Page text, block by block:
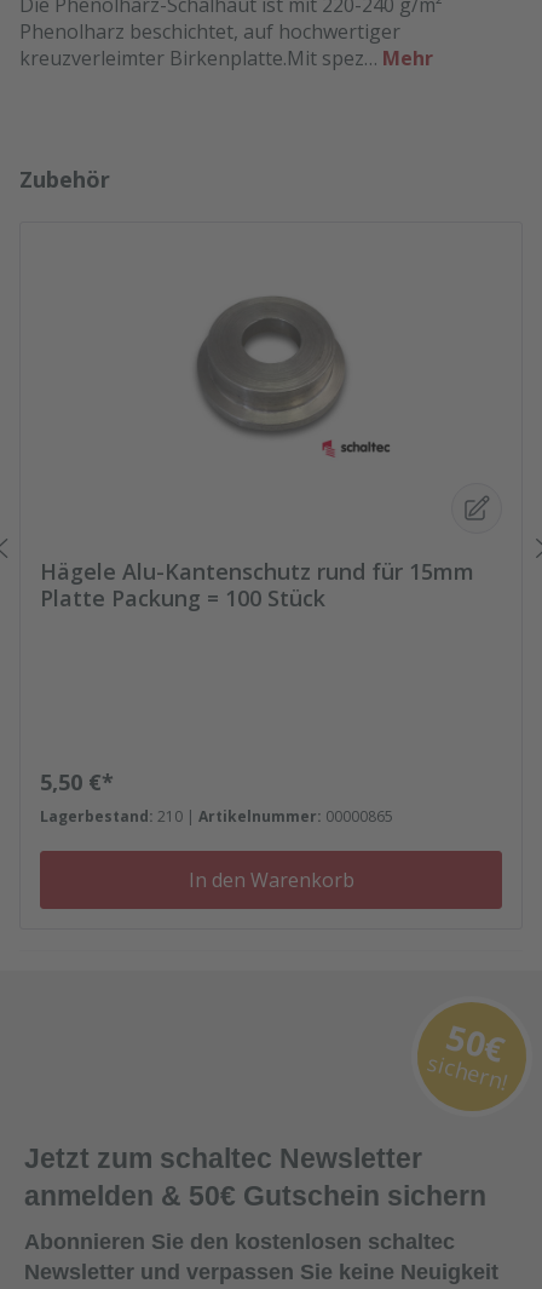
Phenolharz beschichtet, auf hochwertiger
kreuzverleimter Birkenplatte.Mit spez… Mehr
Produktgalerie überspringen
Zubehör
Hägele Alu-Kantenschutz rund für 15mm
Platte Packung = 100 Stück
Regulärer Preis:
5,50 €*
Lagerbestand: 210 | Artikelnummer: 00000865
In den Warenkorb
Jetzt zum schaltec Newsletter
anmelden & 50€ Gutschein sichern
Abonnieren Sie den kostenlosen schaltec
Newsletter und verpassen Sie keine Neuigkeit
50€
sichern!